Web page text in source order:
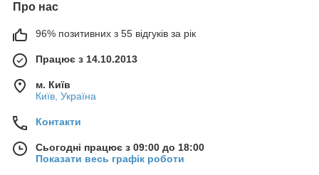
Про нас
96% позитивних з 55 відгуків за рік
Працює з 14.10.2013
м. Київ
Київ, Україна
Контакти
Сьогодні працює з 09:00 до 18:00
Показати весь графік роботи